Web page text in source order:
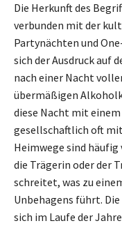
Die Herkunft des
verbunden mit der
Partynächten und
sich der Ausdruck auf
nach einer Nacht
übermäßigen
diese Nacht mit
gesellschaftlich oft mit
Heimwege sind
die Trägerin oder der
schreitet, was zu
Unbehagens führt.
sich im Laufe der